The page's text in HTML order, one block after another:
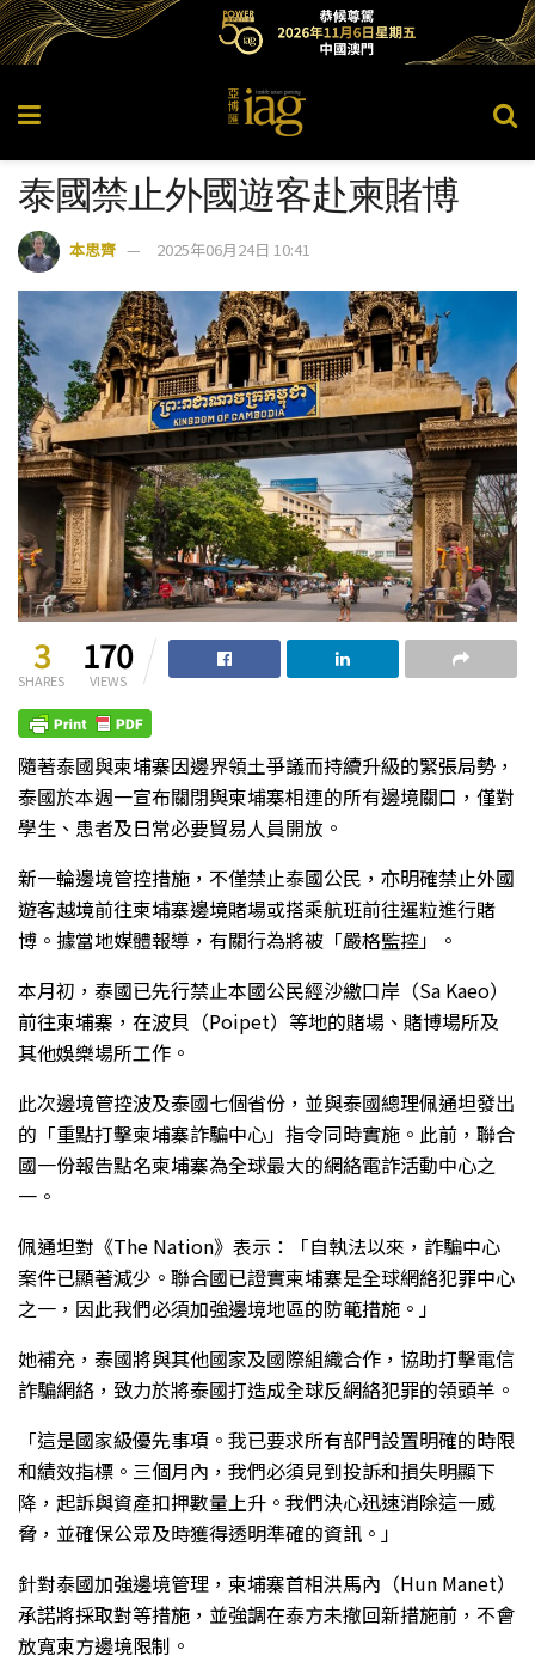
泰國禁止外國遊客赴柬賭博
本思齊 2025年06月24日 10:41
3
SHARES
170
VIEWS
隨著泰國與柬埔寨因邊界領土爭議而持續升級的緊張局勢，
泰國於本週一宣布關閉與柬埔寨相連的所有邊境關口，僅對
學生、患者及日常必要貿易人員開放。
新一輪邊境管控措施，不僅禁止泰國公民，亦明確禁止外國
遊客越境前往柬埔寨邊境賭場或搭乘航班前往暹粒進行賭
博。據當地媒體報導，有關行為將被「嚴格監控」。
本月初，泰國已先行禁止本國公民經沙繳口岸（Sa Kaeo）
前往柬埔寨，在波貝（Poipet）等地的賭場、賭博場所及
其他娛樂場所工作。
此次邊境管控波及泰國七個省份，並與泰國總理佩通坦發出
的「重點打擊柬埔寨詐騙中心」指令同時實施。此前，聯合
國一份報告點名柬埔寨為全球最大的網絡電詐活動中心之
一。
佩通坦對《The Nation》表示：「自執法以來，詐騙中心
案件已顯著減少。聯合國已證實柬埔寨是全球網絡犯罪中心
之一，因此我們必須加強邊境地區的防範措施。」
她補充，泰國將與其他國家及國際組織合作，協助打擊電信
詐騙網絡，致力於將泰國打造成全球反網絡犯罪的領頭羊。
「這是國家級優先事項。我已要求所有部門設置明確的時限
和績效指標。三個月內，我們必須見到投訴和損失明顯下
降，起訴與資產扣押數量上升。我們決心迅速消除這一威
脅，並確保公眾及時獲得透明準確的資訊。」
針對泰國加強邊境管理，柬埔寨首相洪馬內（Hun Manet）
承諾將採取對等措施，並強調在泰方未撤回新措施前，不會
放寬柬方邊境限制。